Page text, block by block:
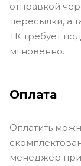
отправкой
пересылки, а
ТК требует
мгновенно.
Оплата
Оплатить
менеджер